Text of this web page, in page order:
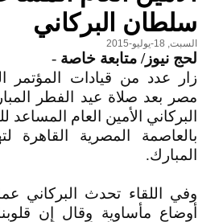
سلطان البركاني
السبت, 18-يوليو-2015
لحج نيوز/ متابعة خاصة -
زار عدد من قيادات المؤتمر
مصر بعد صلاة عيد الفطر
البركاني الأمين العام المساعد
بالعاصمة المصرية القاهرة
المبارك.
وفي اللقاء تحدث البركاني
أوضاع مأساوية وقال إن